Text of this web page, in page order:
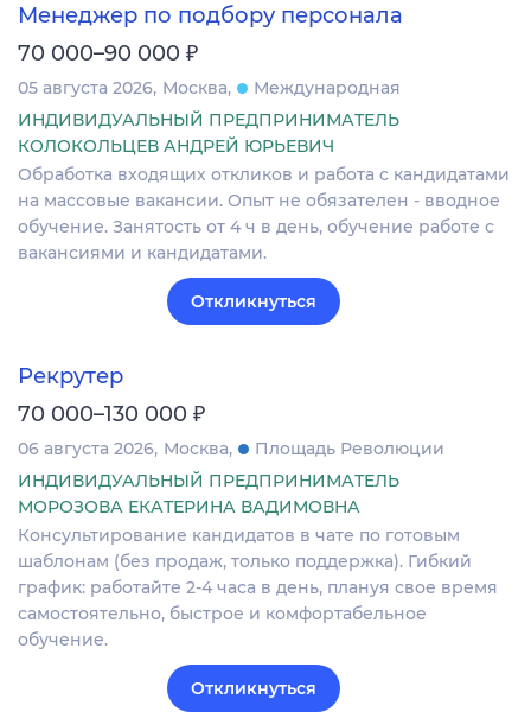
Менеджер по подбору персонала
70 000–90 000 ₽
05 августа 2026 Москва
Международная
ИНДИВИДУАЛЬНЫЙ ПРЕДПРИНИМАТЕЛЬ
КОЛОКОЛЬЦЕВ АНДРЕЙ ЮРЬЕВИЧ
Обработка входящих откликов и работа с кандидатами
на массовые вакансии. Опыт не обязателен - вводное
обучение. Занятость от 4 ч в день, обучение работе с
вакансиями и кандидатами.
Откликнуться
Рекрутер
70 000–130 000 ₽
06 августа 2026 Москва
Площадь Революции
ИНДИВИДУАЛЬНЫЙ ПРЕДПРИНИМАТЕЛЬ
МОРОЗОВА ЕКАТЕРИНА ВАДИМОВНА
Консультирование кандидатов в чате по готовым
шаблонам (без продаж, только поддержка). Гибкий
график: работайте 2-4 часа в день, плануя свое время
самостоятельно, быстрое и комфортабельное
обучение.
Откликнуться